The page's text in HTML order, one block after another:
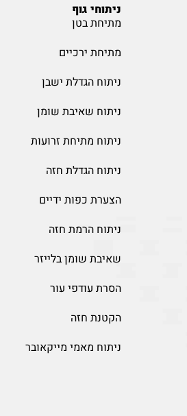
ניתוחי גוף
מתיחת בטן
מתיחת ירכיים
ניתוח הגדלת ישבן
ניתוח שאיבת שומן
ניתוח מתיחת זרועות
ניתוח הגדלת חזה
הצערת כפות ידיים
ניתוח הרמת חזה
שאיבת שומן בלייזר
הסרת עודפי עור
הקטנת חזה
ניתוח מאמי מייקאובר